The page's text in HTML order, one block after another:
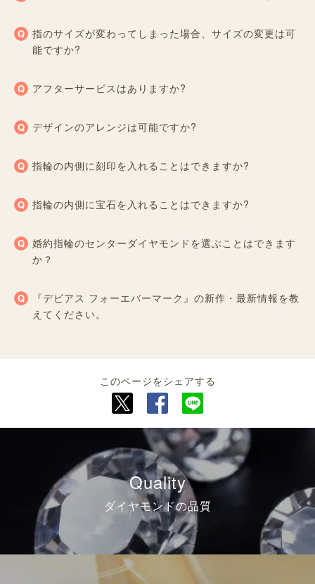
指のサイズが変わってしまった場合、サイズの変更は可
能ですか?
アフターサービスはありますか?
デザインのアレンジは可能ですか?
指輪の内側に刻印を入れることはできますか?
指輪の内側に宝石を入れることはできますか?
婚約指輪のセンターダイヤモンドを選ぶことはできます
か？
『デビアス フォーエバーマーク』の新作・最新情報を教
えてください。
このページをシェアする
Quality
ダイヤモンドの品質